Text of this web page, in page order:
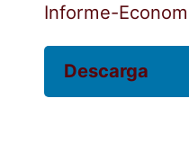
Informe-
Descarga